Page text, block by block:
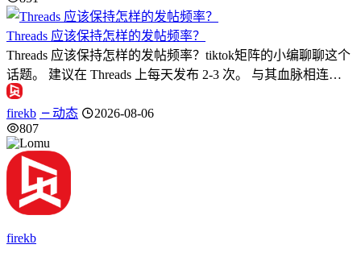
Threads 应该保持怎样的发帖频率？
Threads 应该保持怎样的发帖频率？tiktok矩阵的小编聊聊这个
话题。 建议在 Threads 上每天发布 2-3 次。 与其血脉相连…
firekb 动态
2026-08-06
807
firekb